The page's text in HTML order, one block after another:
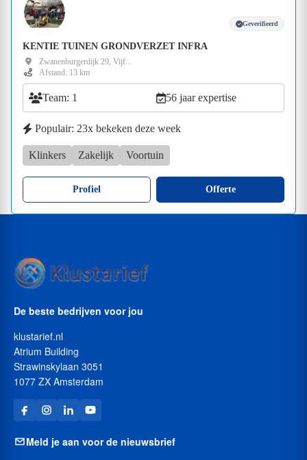
Geverifieerd
KENTIE TUINEN GRONDVERZET INFRA
Zwanenburgerdijk 29, Vijf...
Afstand: 13 km
Team: 1 56 jaar expertise
Populair: 23x bekeken deze week
Klinkers Zakelijk Voortuin
Profiel Offerte
De beste bedrijven voor jou
klustarief.nl
Atrium Building
Strawinskylaan 3051
1077 ZX Amsterdam
Meld je aan voor de nieuwsbrief